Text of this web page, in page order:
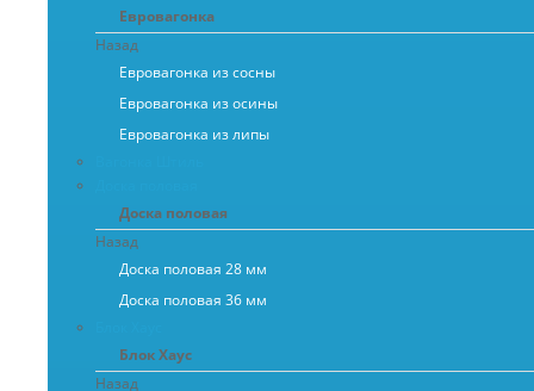
Евровагонка
Назад
Евровагонка из сосны
Евровагонка из осины
Евровагонка из липы
Доска половая
Назад
Доска половая 28 мм
Доска половая 36 мм
Блок Хаус
Назад